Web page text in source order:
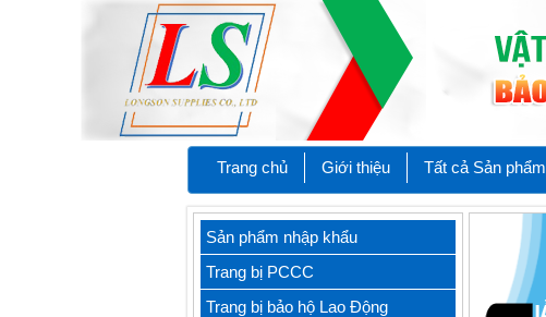
Trang chủ Giới thiệu Tất cả Sản phẩm
Sản phẩm nhập khẩu
Trang bị PCCC
Trang bị bảo hộ Lao Động